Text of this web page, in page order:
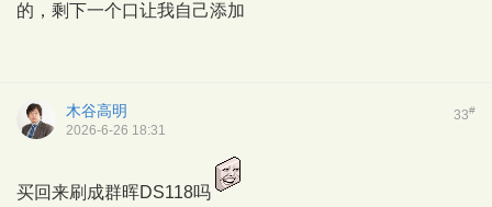
的，剩下一个口让我自己添加
33#
木谷高明
2026-6-26 18:31
买回来刷成群晖DS118吗